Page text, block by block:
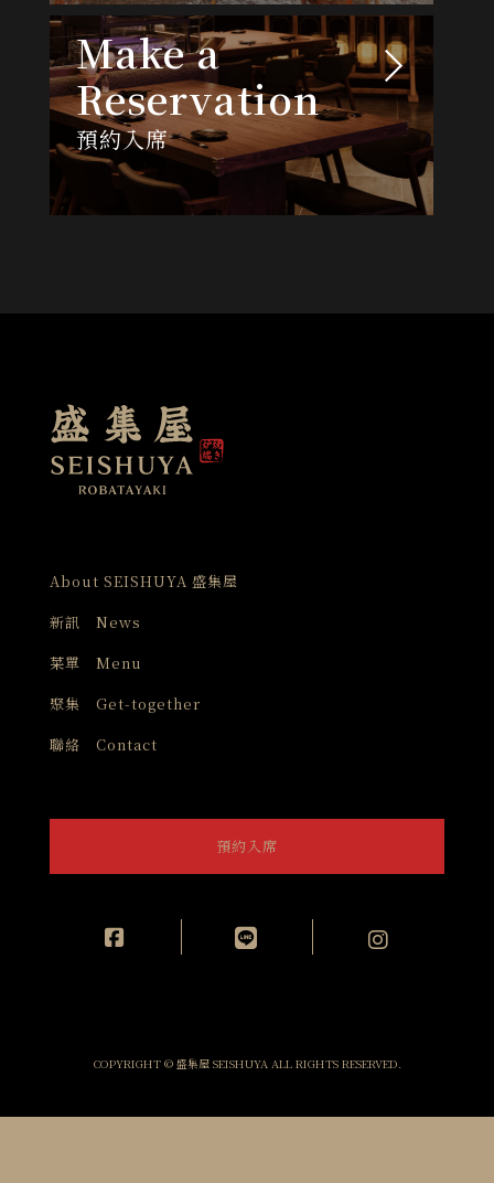
Make a
Reservation
預約入席
About SEISHUYA 盛集屋
新訊 News
菜單 Menu
聚集 Get-together
聯絡 Contact
預約入席
COPYRIGHT © 盛集屋 SEISHUYA ALL RIGHTS RESERVED.